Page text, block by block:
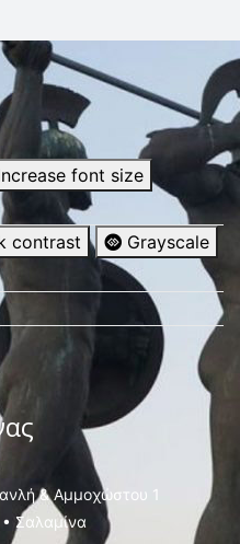
font size
contrast
Grayscale
& Αμμοχώστου 1
Σαλαμίνα